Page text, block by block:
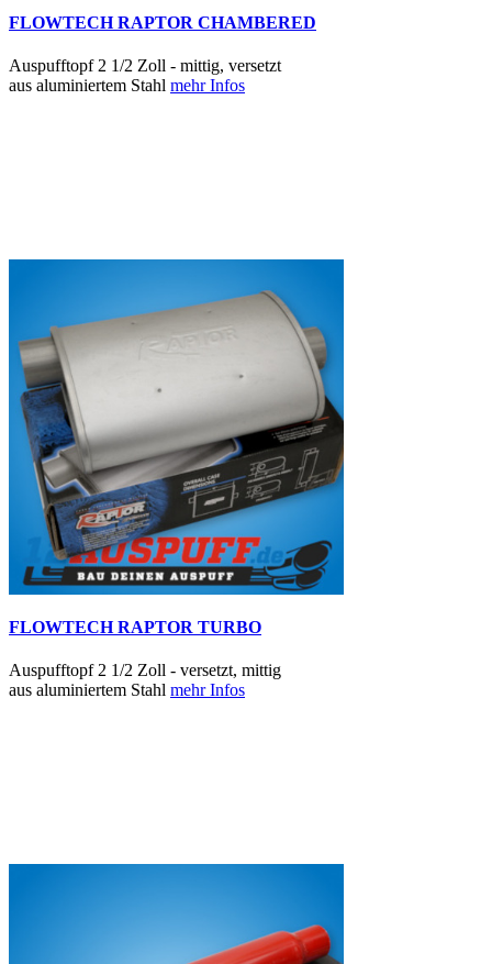
FLOWTECH RAPTOR CHAMBERED
Auspufftopf 2 1/2 Zoll - mittig, versetzt
aus aluminiertem Stahl mehr Infos
FLOWTECH RAPTOR TURBO
Auspufftopf 2 1/2 Zoll - versetzt, mittig
aus aluminiertem Stahl mehr Infos